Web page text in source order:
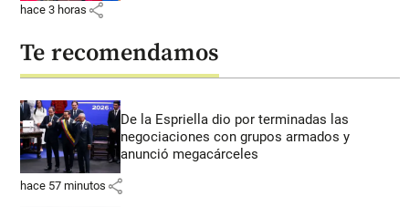
hace 3 horas share
Te recomendamos
De la Espriella dio por terminadas las
negociaciones con grupos armados y
anunció megacárceles
hace 57 minutos share